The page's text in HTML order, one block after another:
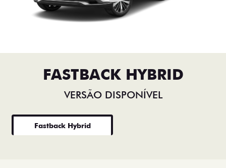
FASTBACK HYBRID
VERSÃO DISPONÍVEL
Fastback Hybrid